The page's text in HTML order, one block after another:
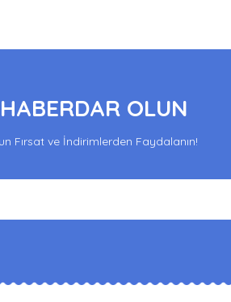
OLUN
Fırsat ve İndirimlerden Faydalanın!